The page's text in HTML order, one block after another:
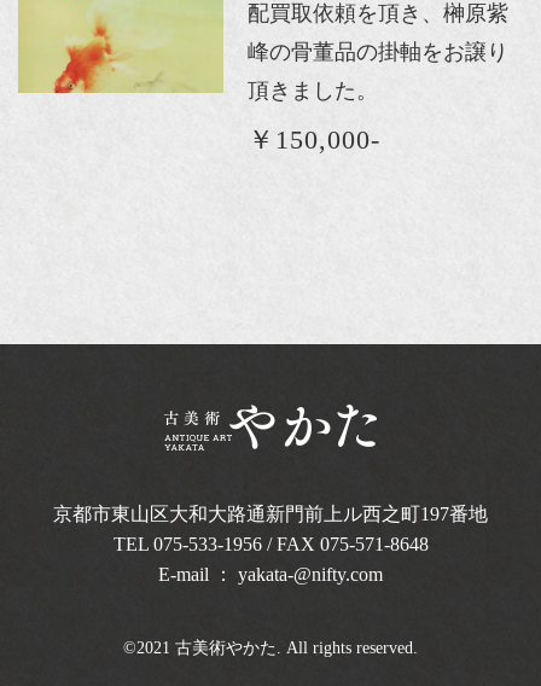
配買取依頼を頂き、榊原紫
峰の骨董品の掛軸をお譲り
頂きました。
￥150,000-
京都市東山区大和大路通新門前上ル西之町197番地
TEL 075-533-1956/ FAX 075-571-8648
E-mail ： yakata-@nifty.com
©2021 古美術やかた. All rights reserved.